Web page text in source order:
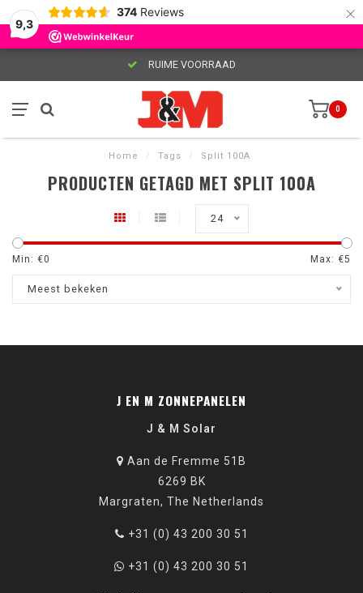
9,3
374 Reviews ×
RUIME VOORRAAD
0
Home / Tags / Split 100A
PRODUCTEN GETAGD MET SPLIT 100A
24
Min: €0 Max: €5
Meest bekeken
J EN M ZONNEPANELEN
J & M Solar
Aan de Fremme 51B
6269 BK
Margraten, The Netherlands
+31 (0) 43 200 30 51
+31 (0) 43 200 30 51